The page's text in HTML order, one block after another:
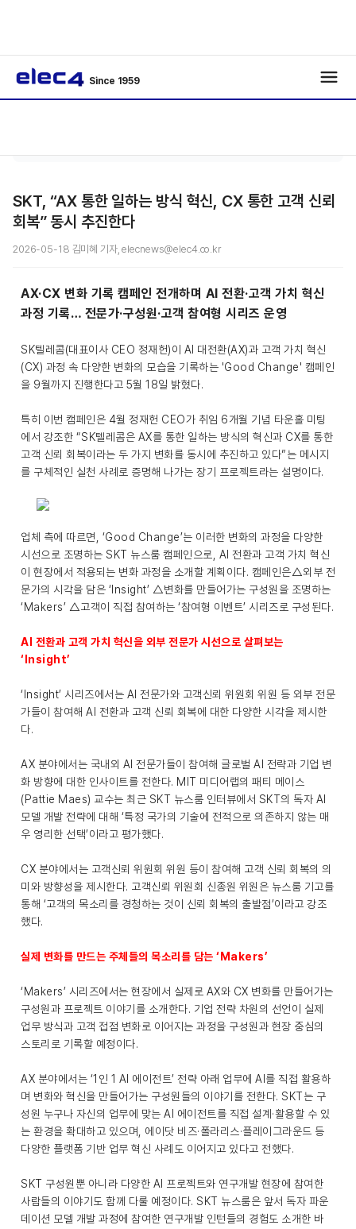
Since 1959
SKT, “AX 통한 일하는 방식 혁신, CX 통한 고객 신뢰
회복” 동시 추진한다
2026-05-18 김미혜 기자, elecnews@elec4.co.kr
AX·CX 변화 기록 캠페인 전개하며 AI 전환·고객 가치 혁신
과정 기록… 전문가·구성원·고객 참여형 시리즈 운영
SK텔레콤(대표이사 CEO 정재헌)이 AI 대전환(AX)과 고객 가치 혁신
(CX) 과정 속 다양한 변화의 모습을 기록하는 'Good Change' 캠페인
을 9월까지 진행한다고 5월 18일 밝혔다.
특히 이번 캠페인은 4월 정재헌 CEO가 취임 6개월 기념 타운홀 미팅
에서 강조한 “SK텔레콤은 AX를 통한 일하는 방식의 혁신과 CX를 통한
고객 신뢰 회복이라는 두 가지 변화를 동시에 추진하고 있다”는 메시지
를 구체적인 실천 사례로 증명해 나가는 장기 프로젝트라는 설명이다.
업체 측에 따르면, ‘Good Change’는 이러한 변화의 과정을 다양한
시선으로 조명하는 SKT 뉴스룸 캠페인으로, AI 전환과 고객 가치 혁신
이 현장에서 적용되는 변화 과정을 소개할 계획이다. 캠페인은△외부 전
문가의 시각을 담은 ‘Insight’ △변화를 만들어가는 구성원을 조명하는
‘Makers’ △고객이 직접 참여하는 ‘참여형 이벤트’ 시리즈로 구성된다.
AI 전환과 고객 가치 혁신을 외부 전문가 시선으로 살펴보는
‘Insight’
‘Insight’ 시리즈에서는 AI 전문가와 고객신뢰 위원회 위원 등 외부 전문
가들이 참여해 AI 전환과 고객 신뢰 회복에 대한 다양한 시각을 제시한
다.
AX 분야에서는 국내외 AI 전문가들이 참여해 글로벌 AI 전략과 기업 변
화 방향에 대한 인사이트를 전한다. MIT 미디어랩의 패티 메이스
(Pattie Maes) 교수는 최근 SKT 뉴스룸 인터뷰에서 SKT의 독자 AI
모델 개발 전략에 대해 ‘특정 국가의 기술에 전적으로 의존하지 않는 매
우 영리한 선택’이라고 평가했다.
CX 분야에서는 고객신뢰 위원회 위원 등이 참여해 고객 신뢰 회복의 의
미와 방향성을 제시한다. 고객신뢰 위원회 신종원 위원은 뉴스룸 기고를
통해 ‘고객의 목소리를 경청하는 것이 신뢰 회복의 출발점’이라고 강조
했다.
실제 변화를 만드는 주체들의 목소리를 담는 ‘Makers’
‘Makers’ 시리즈에서는 현장에서 실제로 AX와 CX 변화를 만들어가는
구성원과 프로젝트 이야기를 소개한다. 기업 전략 차원의 선언이 실제
업무 방식과 고객 접점 변화로 이어지는 과정을 구성원과 현장 중심의
스토리로 기록할 예정이다.
AX 분야에서는 ‘1인 1 AI 에이전트’ 전략 아래 업무에 AI를 직접 활용하
며 변화와 혁신을 만들어가는 구성원들의 이야기를 전한다. SKT는 구
성원 누구나 자신의 업무에 맞는 AI 에이전트를 직접 설계·활용할 수 있
는 환경을 확대하고 있으며, 에이닷 비즈·폴라리스·플레이그라운드 등
다양한 플랫폼 기반 업무 혁신 사례도 이어지고 있다고 전했다.
SKT 구성원뿐 아니라 다양한 AI 프로젝트와 연구개발 현장에 참여한
사람들의 이야기도 함께 다룰 예정이다. SKT 뉴스룸은 앞서 독자 파운
데이션 모델 개발 과정에 참여한 연구개발 인턴들의 경험도 소개한 바